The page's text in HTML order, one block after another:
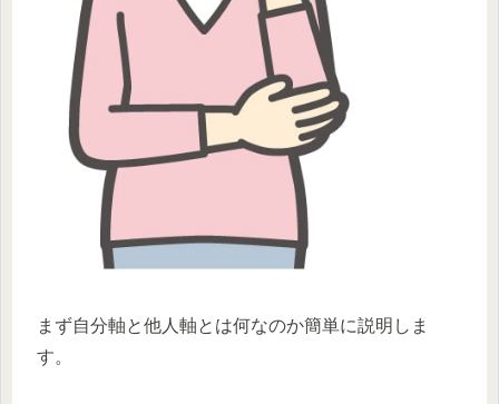
まず自分軸と他人軸とは何なのか簡単に説明しま
す。